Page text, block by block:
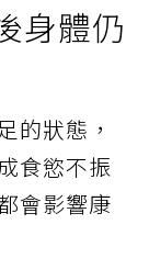
身體仍
的狀態，
食慾不振
會影響康